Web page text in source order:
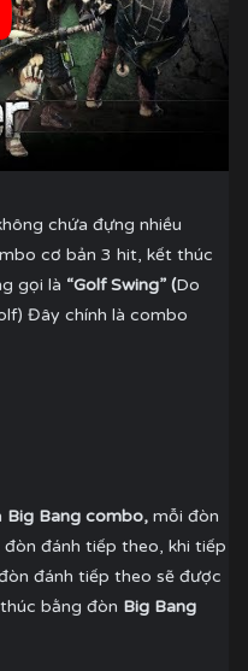
chứa đựng nhiều
cơ bản 3 hit, kết thúc
gọi là “Golf Swing” (Do
Đây chính là combo
Big Bang combo,mỗi đòn
đánh tiếp theo, khi tiếp
đánh tiếp theo sẽ được
bằng đòn Big Bang